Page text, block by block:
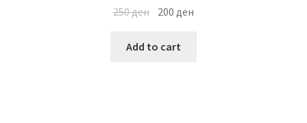
250ден 200ден
Add to cart